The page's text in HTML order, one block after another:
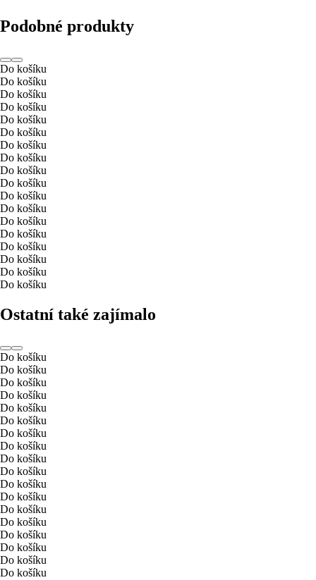
Podobné produkty
Do košíku
Do košíku
Do košíku
Do košíku
Do košíku
Do košíku
Do košíku
Do košíku
Do košíku
Do košíku
Do košíku
Do košíku
Do košíku
Do košíku
Do košíku
Do košíku
Do košíku
Do košíku
Ostatní také zajímalo
Do košíku
Do košíku
Do košíku
Do košíku
Do košíku
Do košíku
Do košíku
Do košíku
Do košíku
Do košíku
Do košíku
Do košíku
Do košíku
Do košíku
Do košíku
Do košíku
Do košíku
Do košíku